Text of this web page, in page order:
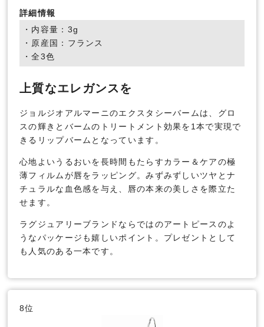
詳細情報
・内容量：3g
・原産国：フランス
・全3色
上質なエレガンスを
ジョルジオアルマーニのエクスタシーバームは、グロ
スの輝きとバームのトリートメント効果を1本で実現で
きるリップバームとなっています。
心地よいうるおいを長時間もたらすカラー＆ケアの極
薄フィルムが唇をラッピング。みずみずしいツヤとナ
チュラルな血色感を与え、唇の本来の美しさを際立た
せます。
ラグジュアリーブランドならではのアートピースのよ
うなパッケージも嬉しいポイント。プレゼントとして
も人気のある一本です。
8位